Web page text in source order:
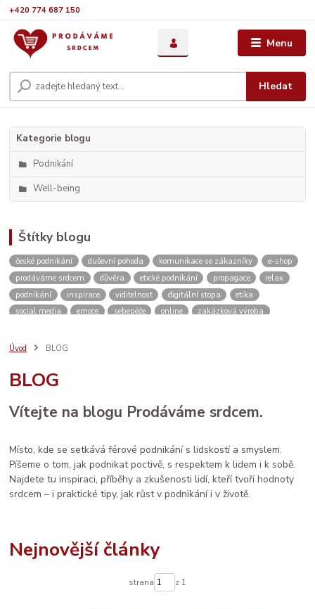
Menu
Hledat
+420 774 687 150
Kategorie blogu
Podnikání
Well-being
Štítky blogu
české podnikání duševní pohoda komunikace se zákazníky
e-shop
prodáváme srdcem
důvěra etické podnikání propagace
relax
podnikání
inspirace viditelnost digitální stopa
etika
social media
emoce sebepéče online
zakázková výroba
prodej
vánoce
děti
sítě
zdraví
Úvod BLOG
BLOG
Vítejte na blogu Prodáváme srdcem.
Místo, kde se setkává férové podnikání s lidskostí a smyslem.
Píšeme o tom, jak podnikat poctivě, s respektem k lidem i k sobě.
Najdete tu inspiraci, příběhy a zkušenosti lidí, kteří tvoří hodnoty
srdcem – i praktické tipy, jak růst v podnikání i v životě.
Nejnovější články
strana z 1